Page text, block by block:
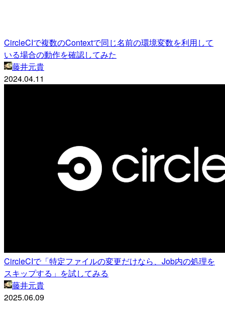
CircleCIで複数のContextで同じ名前の環境変数を利用して
いる場合の動作を確認してみた
藤井元貴
2024.04.11
CircleCIで「特定ファイルの変更だけなら、Job内の処理を
スキップする」を試してみる
藤井元貴
2025.06.09